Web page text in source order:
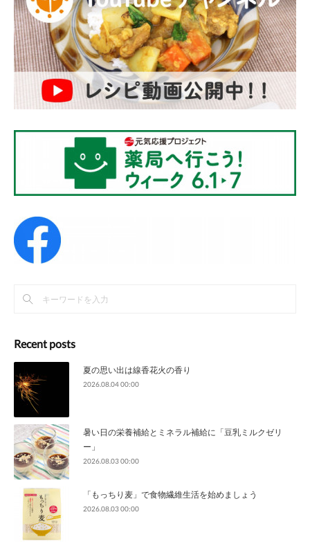
Recent posts
夏の思い出は線香花火の香り
2026.08.04 00:00
暑い日の栄養補給とミネラル補給に「豆乳ミルクゼリ
ー」
2026.08.03 00:00
「もっちり麦」で食物繊維生活を始めましょう
2026.08.03 00:00